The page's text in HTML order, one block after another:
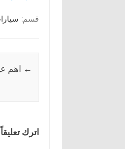
قسم:
← اهم
اترك تعليقاً